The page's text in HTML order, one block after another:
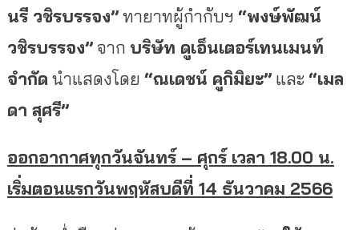
นรี วชิรบรรจง”ทายาทผู้กำกับฯ “พงษ์พัฒน์
วชิรบรรจง”จาก บริษัท ดูเอ็นเตอร์เทนเมนท์
จำกัด นำแสดงโดย “ณเดชน์ คูกิมิยะ”และ “เมล
ดา สุศรี”
ออกอากาศทุกวันจันทร์ – ศุกร์ เวลา 18.00 น.
เริ่มตอนแรกวันพฤหัสบดีที่ 14 ธันวาคม 2566